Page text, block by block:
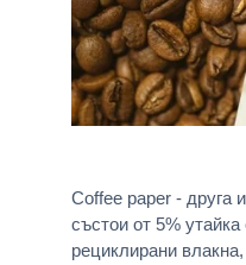
Coffee paper - друга
състои от 5%
рециклирани